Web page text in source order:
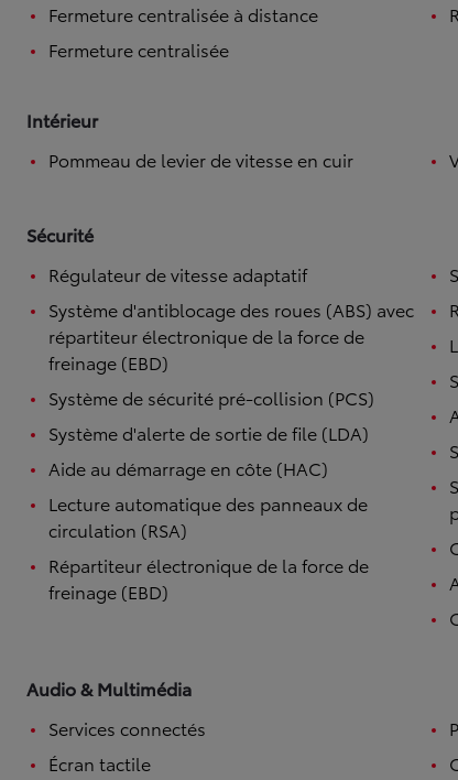
Fermeture centralisée à distance
Fermeture centralisée
Intérieur
Pommeau de levier de vitesse en cuir
Sécurité
Régulateur de vitesse adaptatif
Système d'antiblocage des roues (ABS) avec
répartiteur électronique de la force de
freinage (EBD)
Système de sécurité pré-collision (PCS)
Système d'alerte de sortie de file (LDA)
Aide au démarrage en côte (HAC)
Lecture automatique des panneaux de
circulation (RSA)
Répartiteur électronique de la force de
freinage (EBD)
Audio & Multimédia
Services connectés
Écran tactile